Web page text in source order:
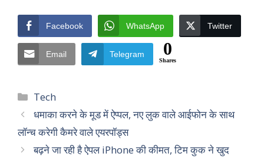
Facebook WhatsApp Twitter
Email Telegram 0
Shares
Categories
Tech
धमाका करने के मूड में ऐप्पल, नए लुक वाले आईफोन के साथ
लॉन्च करेगी कैमरे वाले एयरपॉड्स
बढ़ने जा रही है ऐपल iPhone की कीमत, टिम कुक ने खुद